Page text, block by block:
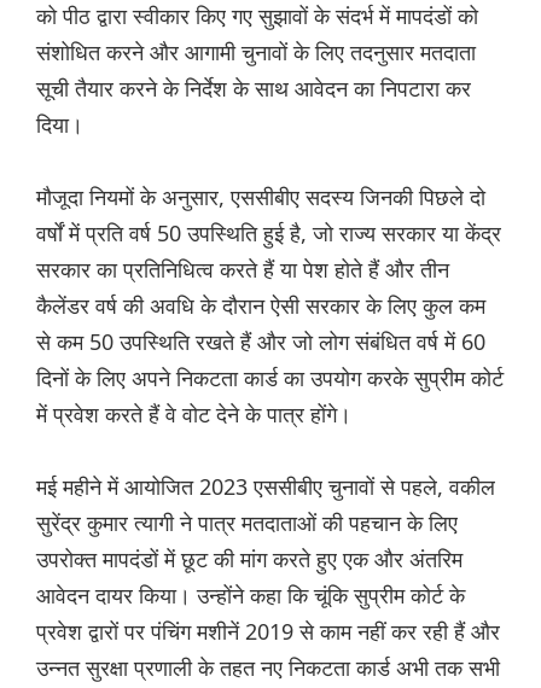
को पीठ द्वारा स्वीकार किए गए सुझावों के संदर्भ में मापदंडों को
संशोधित करने और आगामी चुनावों के लिए तदनुसार मतदाता
सूची तैयार करने के निर्देश के साथ आवेदन का निपटारा कर
दिया।
मौजूदा नियमों के अनुसार, एससीबीए सदस्य जिनकी पिछले दो
वर्षों में प्रति वर्ष 50 उपस्थिति हुई है, जो राज्य सरकार या केंद्र
सरकार का प्रतिनिधित्व करते हैं या पेश होते हैं और तीन
कैलेंडर वर्ष की अवधि के दौरान ऐसी सरकार के लिए कुल कम
से कम 50 उपस्थिति रखते हैं और जो लोग संबंधित वर्ष में 60
दिनों के लिए अपने निकटता कार्ड का उपयोग करके सुप्रीम कोर्ट
में प्रवेश करते हैं वे वोट देने के पात्र होंगे।
मई महीने में आयोजित 2023 एससीबीए चुनावों से पहले, वकील
सुरेंद्र कुमार त्यागी ने पात्र मतदाताओं की पहचान के लिए
उपरोक्त मापदंडों में छूट की मांग करते हुए एक और अंतरिम
आवेदन दायर किया। उन्होंने कहा कि चूंकि सुप्रीम कोर्ट के
प्रवेश द्वारों पर पंचिंग मशीनें 2019 से काम नहीं कर रही हैं और
उन्नत सुरक्षा प्रणाली के तहत नए निकटता कार्ड अभी तक सभी